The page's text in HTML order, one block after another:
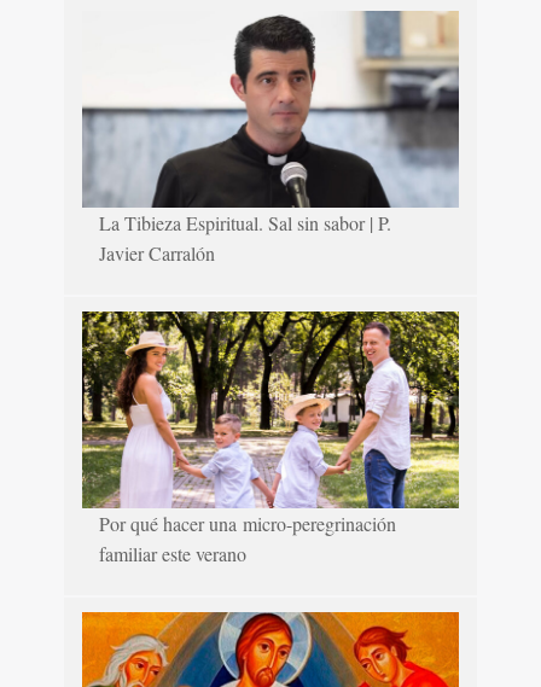
La Tibieza Espiritual. Sal sin sabor | P.
Javier Carralón
Por qué hacer una micro-peregrinación
familiar este verano